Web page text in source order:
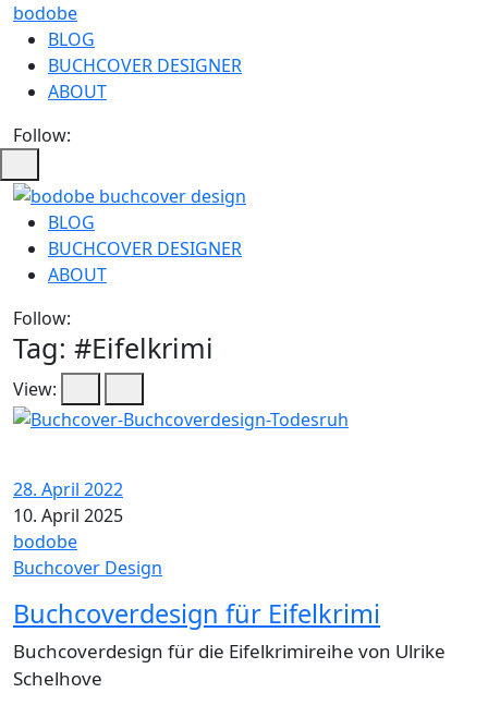
bodobe
BLOG
BUCHCOVER DESIGNER
ABOUT
Follow:
bodobe
Buchcover
BLOG
BUCHCOVER DESIGNER
ABOUT
Follow:
Tag: #Eifelkrimi
View:
28. April 2022
10. April 2025
bodobe
Buchcover Design
Buchcoverdesign für Eifelkrimi
Buchcoverdesign für die Eifelkrimireihe von Ulrike
Schelhove